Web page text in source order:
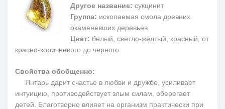
Другое название: сукцинит
Группа: ископаемая смола древних
окаменевших деревьев
Цвет: белый, светло-желтый, красный, от
красно-коричневого до черного
Свойства обобщенно:
Янтарь дарит счастье в любви и дружбе, усиливает
интуицию, противодействует злым силам, оберегает
детей. Благотворно влияет на организм практически при